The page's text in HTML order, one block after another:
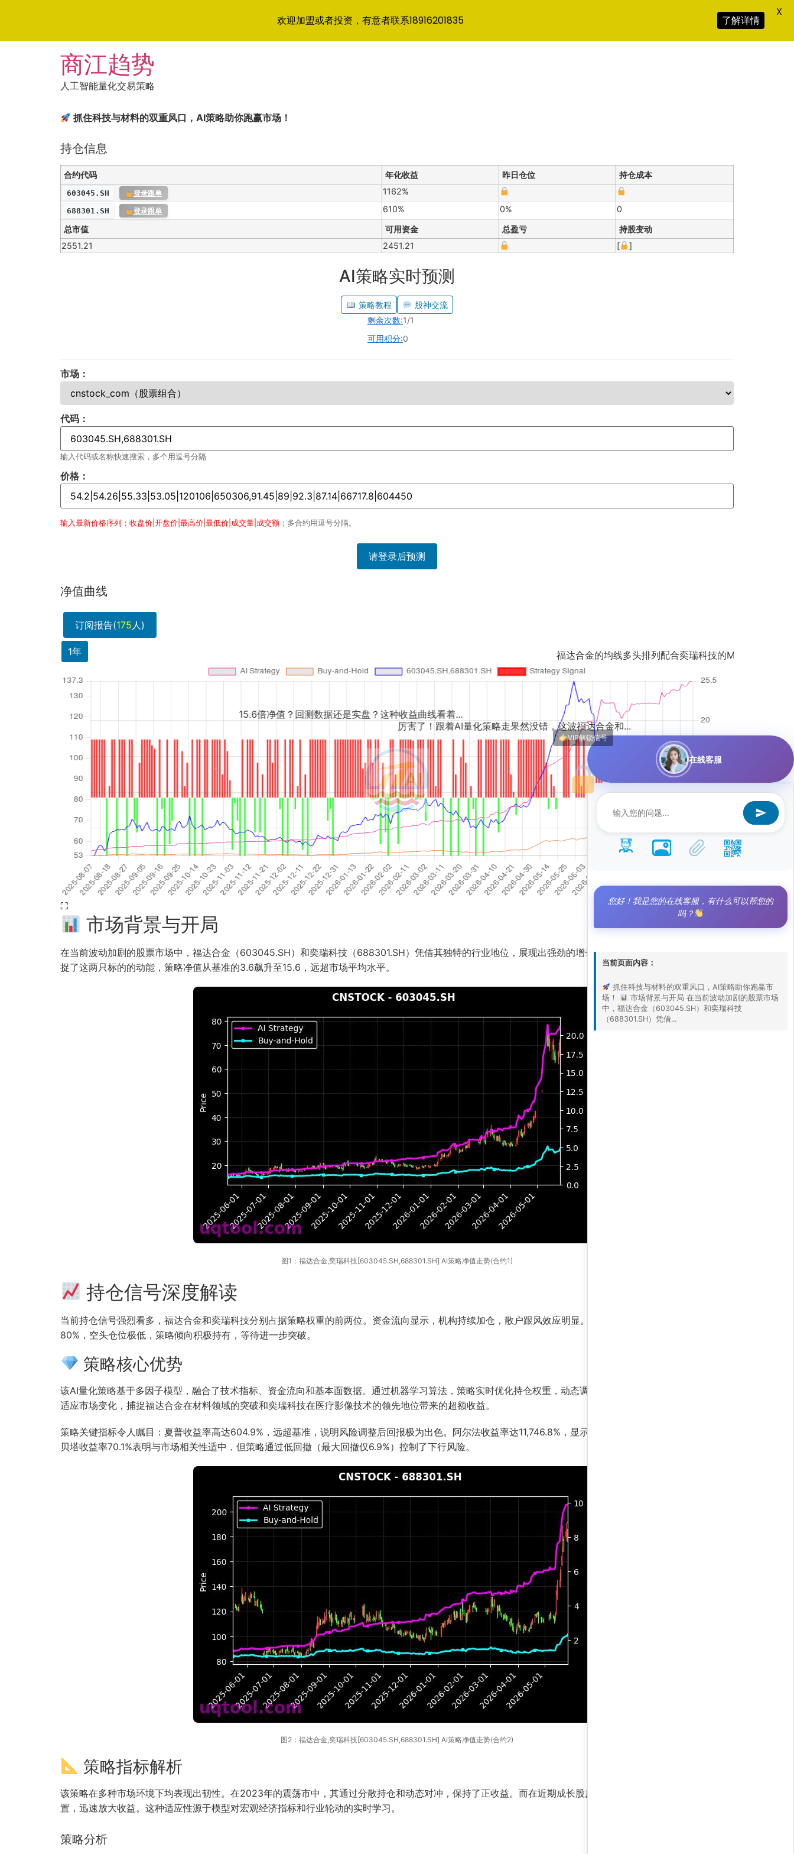
商江趋势
人工智能量化交易策略
抓住科技与材料的双重风口，AI策略助你跑赢市场！
持仓信息
合约代码 年化收益 昨日仓位 持仓成本
603045.SH 登录跟单 1162%
688301.SH 登录跟单 610% 0%
0
总市值
可用资金 总盈亏
持股变动
2551.21
2451.21 [ ]
AI策略实时预测
策略教程
股神交流
剩余次数:1/1
可用积分:0
市场：
代码：
输入代码或名称快速搜索，多个用逗号分隔
价格：
输入最新价格序列：收盘价|开盘价|最高价|最低价|成交量|成交额 ；多合约用逗号分隔。
请登录后预测
净值曲线
订阅报告(175人)
1年
⛶
15.6倍净值？回测数据还是实盘？这种收益曲线看着...
厉害了！跟着AI量化策略走果然没错，这波福达合金和...
福达合金的均线多头排列配合奕瑞科技的MACD金叉，...
市场背景与开局
在当前波动加剧的股票市场中，福达合金（603045.SH）和奕瑞科技（688301.SH）凭借其独特的行业地位，展现出强劲的增长潜力。我们的AI量化策略精准捕
捉了这两只标的的动能，策略净值从基准的3.6飙升至15.6，远超市场平均水平。
图1：福达合金,奕瑞科技[603045.SH,688301.SH] AI策略净值走势(合约1)
持仓信号深度解读
当前持仓信号强烈看多，福达合金和奕瑞科技分别占据策略权重的前两位。资金流向显示，机构持续加仓，散户跟风效应明显。力量对比上，多头持仓占比超过
80%，空头仓位极低，策略倾向积极持有，等待进一步突破。
策略核心优势
该AI量化策略基于多因子模型，融合了技术指标、资金流向和基本面数据。通过机器学习算法，策略实时优化持仓权重，动态调整风险敞口。其核心优势在于快速
适应市场变化，捕捉福达合金在材料领域的突破和奕瑞科技在医疗影像技术的领先地位带来的超额收益。
策略关键指标令人瞩目：夏普收益率高达604.9%，远超基准，说明风险调整后回报极为出色。阿尔法收益率达11,746.8%，显示策略独立于市场波动的选股能力。
贝塔收益率70.1%表明与市场相关性适中，但策略通过低回撤（最大回撤仅6.9%）控制了下行风险。
图2：福达合金,奕瑞科技[603045.SH,688301.SH] AI策略净值走势(合约2)
策略指标解析
该策略在多种市场环境下均表现出韧性。在2023年的震荡市中，其通过分散持仓和动态对冲，保持了正收益。而在近期成长股反弹行情中，策略通过高beta配
置，迅速放大收益。这种适应性源于模型对宏观经济指标和行业轮动的实时学习。
策略分析
欢迎加盟或者投资，有意者联系18916201835 了解详情
X
在线客服
您好！我是您的在线客服，有什么可以帮您的
吗？
当前页面内容：
抓住科技与材料的双重风口，AI策略助你跑赢市
场！
市场背景与开局 在当前波动加剧的股票市场
中，福达合金（603045.SH）和奕瑞科技
（688301.SH）凭借...